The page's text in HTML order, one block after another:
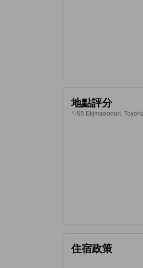
地點評分
1-55 Ekimaeodori,
住宿政策